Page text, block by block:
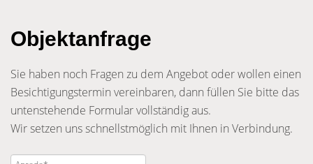
Objektanfrage
Sie haben noch Fragen zu dem Angebot oder wollen einen
Besichtigungstermin vereinbaren, dann füllen Sie bitte das
untenstehende Formular vollständig aus.
Wir setzen uns schnellstmöglich mit Ihnen in Verbindung.